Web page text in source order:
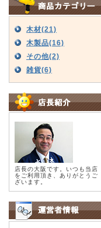
木材(21)
木製品(16)
その他(2)
雑貨(6)
店長の大阪です。いつも当店
をご利用頂き、ありがとうご
ざいます。